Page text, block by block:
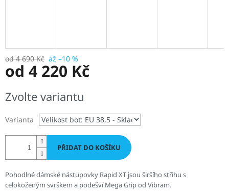
od 4 690 Kč až –10 %
od 4 220 Kč
cena:
Zvolte variantu
Varianta
PŘIDAT DO KOŠÍKU
Pohodlné dámské nástupovky Rapid XT jsou širšího střihu s
celokoženým svrškem a podešví Mega Grip od Vibram.